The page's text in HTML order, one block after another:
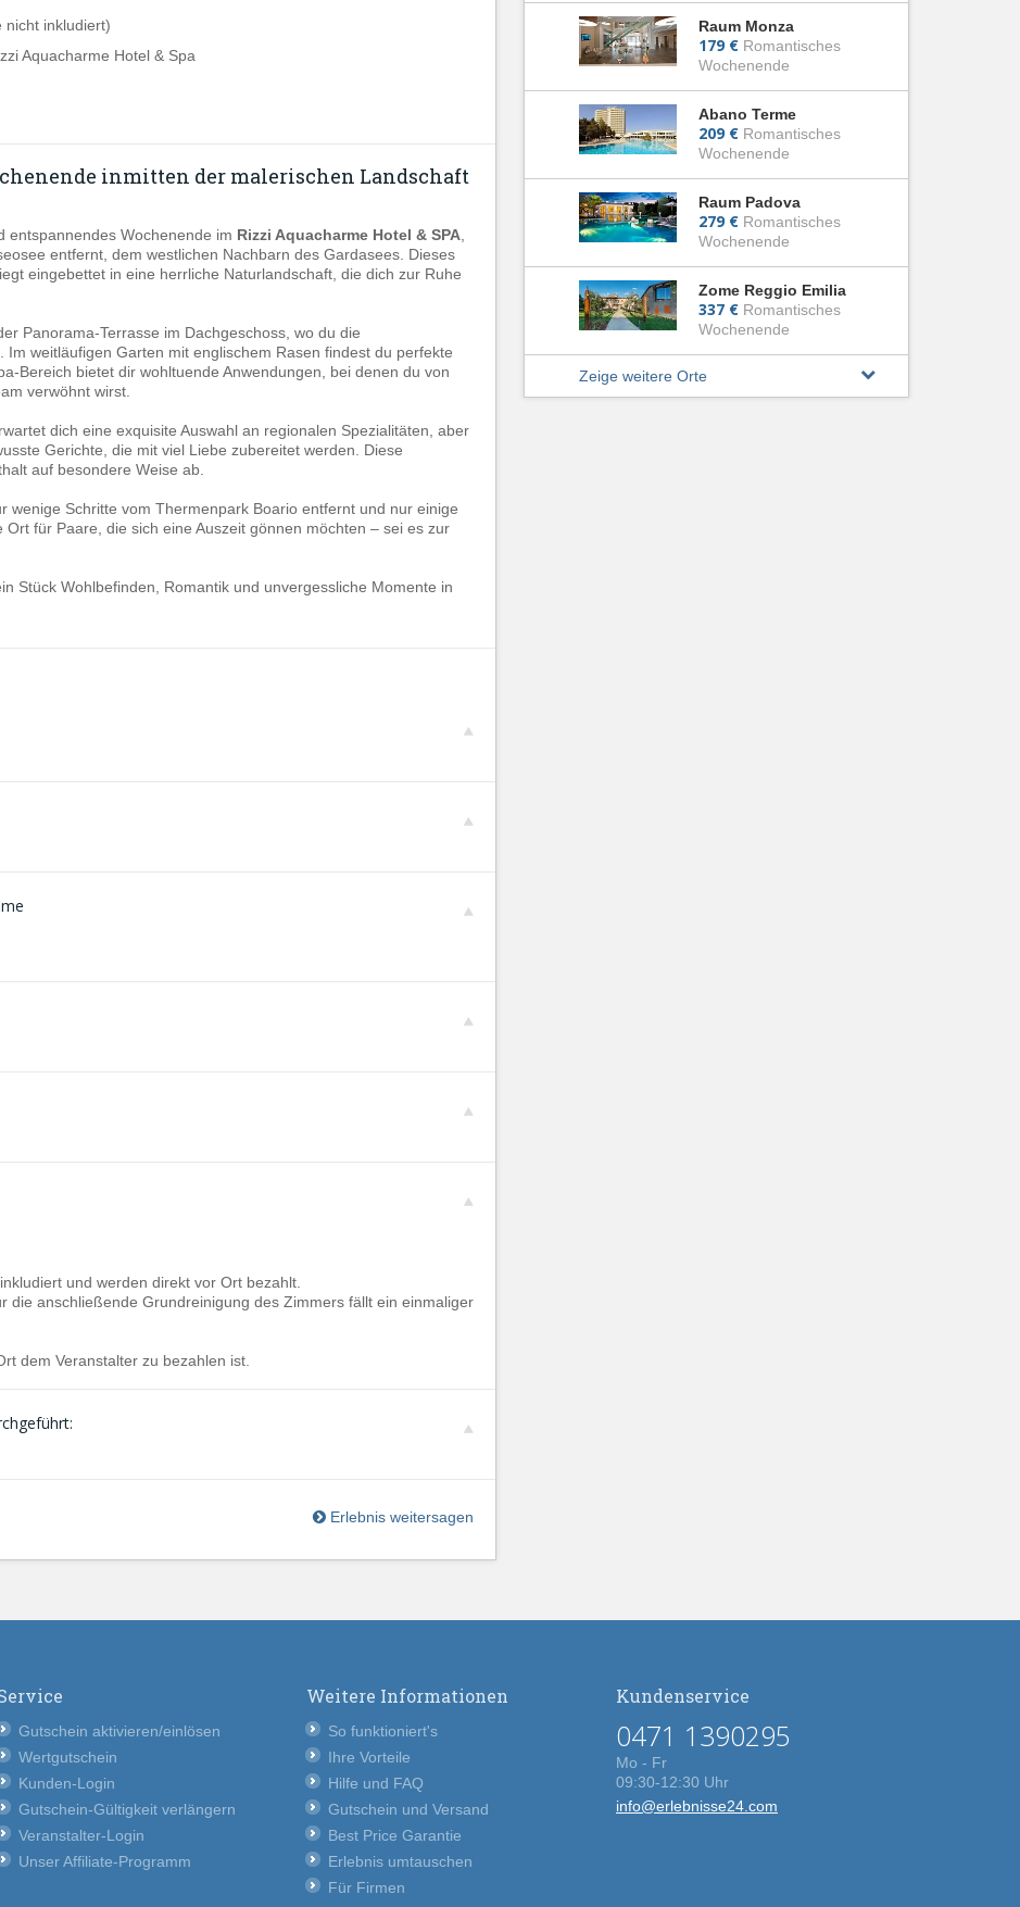
nicht inkludiert)
Aquacharme Hotel & Spa
inmitten der malerischen Landschaft
entspannendes Wochenende im Rizzi Aquacharme Hotel & SPA
entfernt, dem westlichen Nachbarn des Gardasees. Dieses
eingebettet in eine herrliche Naturlandschaft, die dich zur Ruhe
Panorama-Terrasse im Dachgeschoss, wo du die
weitläufigen Garten mit englischem Rasen findest du perfekte
Bereich bietet dir wohltuende Anwendungen, bei denen du von
verwöhnt wirst.
dich eine exquisite Auswahl an regionalen Spezialitäten, aber
Gerichte, die mit viel Liebe zubereitet werden. Diese
auf besondere Weise ab.
wenige Schritte vom Thermenpark Boario entfernt und nur einige
für Paare, die sich eine Auszeit gönnen möchten – sei es zur
Stück Wohlbefinden, Romantik und unvergessliche Momente in
und werden direkt vor Ort bezahlt.
die anschließende Grundreinigung des Zimmers fällt ein einmaliger
dem Veranstalter zu bezahlen ist.
Erlebnis weitersagen
Raum Monza
179 € Romantisches
Wochenende
Abano Terme
209 € Romantisches
Wochenende
Raum Padova
279 € Romantisches
Wochenende
Zome Reggio Emilia
337 € Romantisches
Wochenende
Zeige weitere Orte
Gutschein aktivieren/einlösen
Wertgutschein
Kunden-Login
Gutschein-Gültigkeit verlängern
Veranstalter-Login
Unser Affiliate-Programm
Weitere Informationen
So funktioniert's
Ihre Vorteile
Hilfe und FAQ
Gutschein und Versand
Best Price Garantie
Erlebnis umtauschen
Für Firmen
Kundenservice
0471 1390295
Mo - Fr
09:30-12:30 Uhr
info@erlebnisse24.com